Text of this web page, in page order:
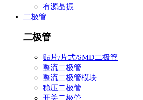
有源晶振
二极管
二极管
贴片/片式/SMD二极管
整流二极管
整流二极管模块
稳压二极管
开关二极管